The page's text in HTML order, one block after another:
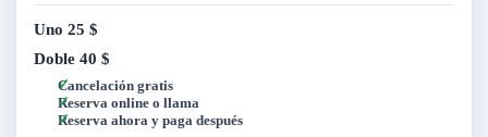
Uno 25 $
Doble 40 $
Cancelación gratis
Reserva online o llama
Reserva ahora y paga después